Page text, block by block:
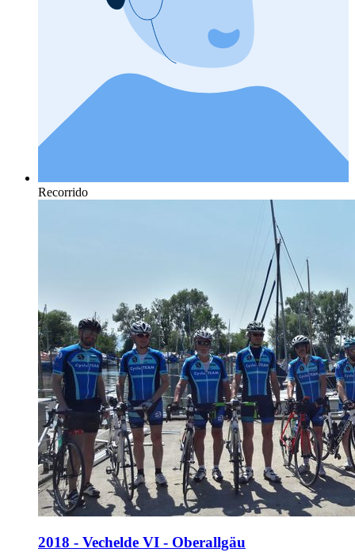
Recorrido
2018 - Vechelde VI - Oberallgäu